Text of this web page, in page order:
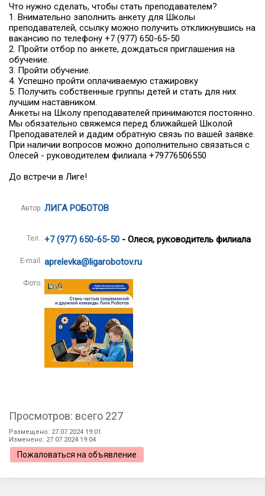
Что нужно сделать, чтобы стать преподавателем?
1. Внимательно заполнить анкету для Школы
преподавателей, ссылку можно получить откликнувшись на
вакансию по телефону +7 (977) 650-65-50
2. Пройти отбор по анкете, дождаться приглашения на
обучение.
3. Пройти обучение.
4. Успешно пройти оплачиваемую стажировку
5. Получить собственные группы детей и стать для них
лучшим наставником.
Анкеты на Школу преподавателей принимаются постоянно.
Мы обязательно свяжемся перед ближайшей Школой
Преподавателей и дадим обратную связь по вашей заявке.
При наличии вопросов можно дополнительно связаться с
Олесей - руководителем филиала +79776506550
До встречи в Лиге!
Автор: ЛИГА РОБОТОВ
Тел.: +7 (977) 650-65-50 - Олеся, руководитель филиала
E-mail: aprelevka@ligarobotov.ru
Фото:
Просмотров: всего 227
Размещено: 27.07.2024 19:01
Изменено: 27.07.2024 19:04
Пожаловаться на объявление